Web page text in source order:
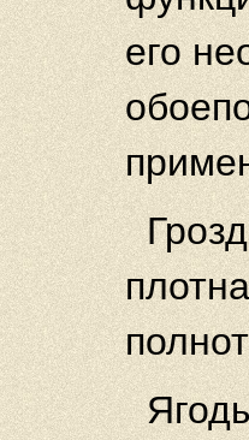
его